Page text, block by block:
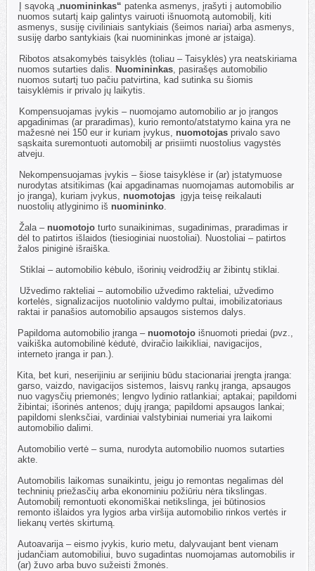
Į sąvoką „nuomininkas“ patenka asmenys, įrašyti į automobilio
nuomos sutartį kaip galintys vairuoti išnuomotą automobilį, kiti
asmenys, susiję civiliniais santykiais (šeimos nariai) arba asmenys,
susiję darbo santykiais (kai nuomininkas įmonė ar įstaiga).
Ribotos atsakomybės taisyklės (toliau – Taisyklės) yra neatskiriama
nuomos sutarties dalis. Nuomininkas, pasirašęs automobilio
nuomos sutartį tuo pačiu patvirtina, kad sutinka su šiomis
taisyklėmis ir privalo jų laikytis.
Kompensuojamas įvykis – nuomojamo automobilio ar jo įrangos
apgadinimas (ar praradimas), kurio remonto/atstatymo kaina yra ne
mažesnė nei 150 eur ir kuriam įvykus, nuomotojas privalo savo
sąskaita suremontuoti automobilį ar prisiimti nuostolius vagystės
atveju.
Nekompensuojamas įvykis – šiose taisyklėse ir (ar) įstatymuose
nurodytas atsitikimas (kai apgadinamas nuomojamas automobilis ar
jo įranga), kuriam įvykus, nuomotojas įgyja teisę reikalauti
nuostolių atlyginimo iš nuomininko.
Žala – nuomotojo turto sunaikinimas, sugadinimas, praradimas ir
dėl to patirtos išlaidos (tiesioginiai nuostoliai). Nuostoliai – patirtos
žalos piniginė išraiška.
Stiklai – automobilio kėbulo, išorinių veidrodžių ar žibintų stiklai.
Užvedimo rakteliai – automobilio užvedimo rakteliai, užvedimo
kortelės, signalizacijos nuotolinio valdymo pultai, imobilizatoriaus
raktai ir panašios automobilio apsaugos sistemos dalys.
Papildoma automobilio įranga – nuomotojo išnuomoti priedai (pvz.,
vaikiška automobilinė kėdutė, dviračio laikikliai, navigacijos,
interneto įranga ir pan.).
Kita, bet kuri, neserijiniu ar serijiniu būdu stacionariai įrengta įranga:
garso, vaizdo, navigacijos sistemos, laisvų rankų įranga, apsaugos
nuo vagysčių priemonės; lengvo lydinio ratlankiai; aptakai; papildomi
žibintai; išorinės antenos; dujų įranga; papildomi apsaugos lankai;
papildomi slenksčiai, vardiniai valstybiniai numeriai yra laikomi
automobilio dalimi.
Automobilio vertė – suma, nurodyta automobilio nuomos sutarties
akte.
Automobilis laikomas sunaikintu, jeigu jo remontas negalimas dėl
techninių priežasčių arba ekonominiu požiūriu nėra tikslingas.
Automobilį remontuoti ekonomiškai netikslinga, jei būtinosios
remonto išlaidos yra lygios arba viršija automobilio rinkos vertės ir
liekanų vertės skirtumą.
Autoavarija – eismo įvykis, kurio metu, dalyvaujant bent vienam
judančiam automobiliui, buvo sugadintas nuomojamas automobilis ir
(ar) žuvo arba buvo sužeisti žmonės.